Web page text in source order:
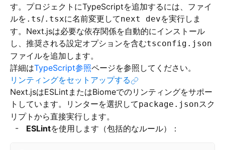
す。プロジェクトにTypeScriptを追加するには、ファイ
ルを .ts/.tsxに名前変更してnext devを実行しま
す。Next.jsは必要な依存関係を自動的にインストール
し、推奨される設定オプションを含むtsconfig.json
ファイルを追加します。
詳細はTypeScript参照ページを参照してください。
リンティングをセットアップする
Next.jsはESLintまたはBiomeでのリンティングをサポー
トしています。リンターを選択してpackage.jsonスク
リプトから直接実行します。
ESLintを使用します（包括的なルール）：